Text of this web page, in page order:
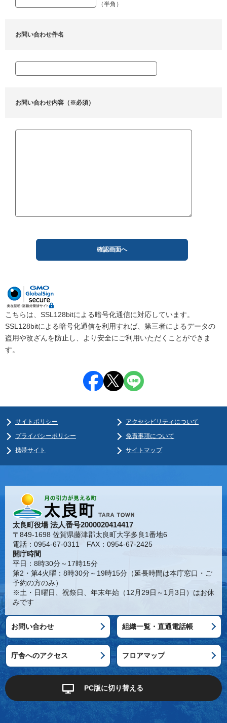
（半角）
お問い合わせ件名
お問い合わせ内容（※必須）
こちらは、SSL128bitによる暗号化通信に対応しています。
SSL128bitによる暗号化通信を利用すれば、第三者によるデータの
盗用や改ざんを防止し、より安全にご利用いただくことができま
す。
サイトポリシー
アクセシビリティについて
プライバシーポリシー
免責事項について
携帯サイト
サイトマップ
太良町役場法人番号2000020414417
〒849-1698 佐賀県藤津郡太良町大字多良1番地6
電話：0954-67-0311 FAX：0954-67-2425
開庁時間
平日：8時30分～17時15分
第2・第4火曜：8時30分～19時15分（延長時間は本庁窓口・ご
予約の方のみ）
※土・日曜日、祝祭日、年末年始（12月29日～1月3日）はお休
みです
お問い合わせ 組織一覧・直通電話帳
庁舎へのアクセス フロアマップ
PC版に切り替える